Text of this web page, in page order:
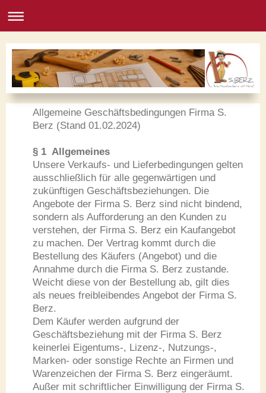
Allgemeine Geschäftsbedingungen Firma S.
Berz (Stand 01.02.2024)
§ 1 Allgemeines
Unsere Verkaufs- und Lieferbedingungen gelten
ausschließlich für alle gegenwärtigen und
zukünftigen Geschäftsbeziehungen. Die
Angebote der Firma S. Berz sind nicht bindend,
sondern als Aufforderung an den Kunden zu
verstehen, der Firma S. Berz ein Kaufangebot
zu machen. Der Vertrag kommt durch die
Bestellung des Käufers (Angebot) und die
Annahme durch die Firma S. Berz zustande.
Weicht diese von der Bestellung ab, gilt dies
als neues freibleibendes Angebot der Firma S.
Berz.
Dem Käufer werden aufgrund der
Geschäftsbeziehung mit der Firma S. Berz
keinerlei Eigentums-, Lizenz-, Nutzungs-,
Marken- oder sonstige Rechte an Firmen und
Warenzeichen der Firma S. Berz eingeräumt.
Außer mit schriftlicher Einwilligung der Firma S.